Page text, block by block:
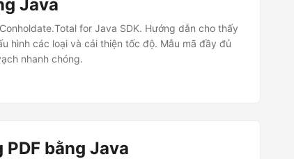
Java
for Java SDK. Hướng dẫn cho thấy
hình các loại và cải thiện tốc độ. Mẫu mã đầy đủ
nhanh chóng.
bằng Java